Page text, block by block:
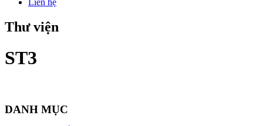
Liên hệ
Thư viện
ST3
DANH MỤC